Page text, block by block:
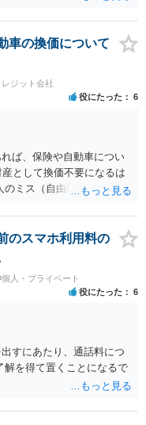
のくらいで認可されるの
権者からの債権調査票が
が進めば 直ちに申し立
ほぼ補正がなく ２～３
で認可となる流れで
車の換価について
レジット会社
役にたった 6
ば、保険や自動車につい
として換価不要になるは
ミス（自由財産拡張申立
かりませんので、依頼し
した方がよいと思いま
のスマホ利用料の
個人・プライベート
役にたった 6
すにあたり、通話料につ
解を得て置くことになるで